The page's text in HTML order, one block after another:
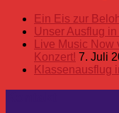
Ein Eis zur
Unser Ausflug
Live Music
Konzert! 7. Juli
Klassenausflug